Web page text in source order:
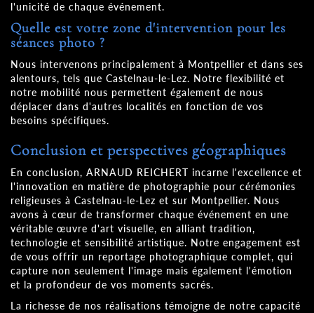
l'unicité de chaque événement.
Quelle est votre zone d'intervention pour les
séances photo ?
Nous intervenons principalement à Montpellier et dans ses
alentours, tels que Castelnau-le-Lez. Notre flexibilité et
notre mobilité nous permettent également de nous
déplacer dans d'autres localités en fonction de vos
besoins spécifiques.
Conclusion et perspectives géographiques
En conclusion, ARNAUD REICHERT incarne l'excellence et
l'innovation en matière de photographie pour cérémonies
religieuses à Castelnau-le-Lez et sur Montpellier. Nous
avons à cœur de transformer chaque événement en une
véritable œuvre d'art visuelle, en alliant tradition,
technologie et sensibilité artistique. Notre engagement est
de vous offrir un reportage photographique complet, qui
capture non seulement l'image mais également l'émotion
et la profondeur de vos moments sacrés.
La richesse de nos réalisations témoigne de notre capacité